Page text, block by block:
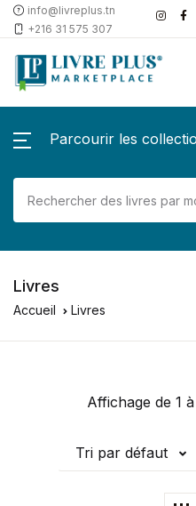
info@livreplus.tn
+216 31 575 307
Parcourir les
Livres
Accueil Livres
Affichage de 1
Tri par défaut